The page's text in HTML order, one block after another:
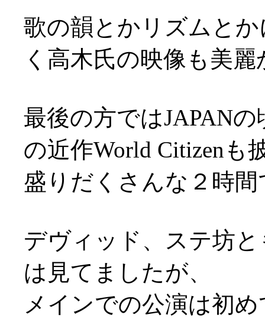
歌の韻とかリズムと
く高木氏の映像も美
最後の方ではJAPAN
の近作World Citizenも
盛りだくさんな２時
デヴィッド、ステ坊
は見てましたが、
メインでの公演は初